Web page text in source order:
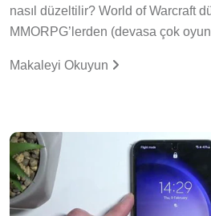
nasıl düzeltilir? World of Warcraft
MMORPG’lerden (devasa çok
Makaleyi Okuyun